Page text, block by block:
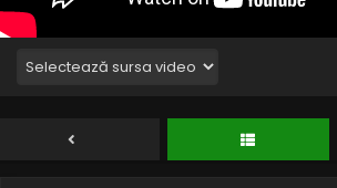
Galactik Football – Sezonul
Netherball e cel mai tare